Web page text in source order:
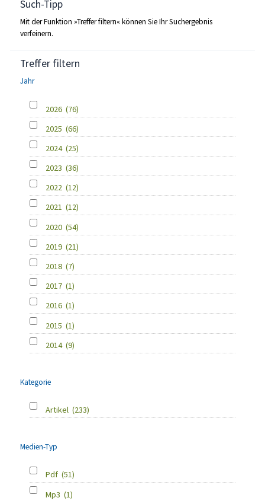
Such-Tipp
Mit der Funktion »Treffer filtern« können Sie Ihr Suchergebnis
verfeinern.
Treffer filtern
Jahr
2026 (76)
2025 (66)
2024 (25)
2023 (36)
2022 (12)
2021 (12)
2020 (54)
2019 (21)
2018 (7)
2017 (1)
2016 (1)
2015 (1)
2014 (9)
Kategorie
Artikel (233)
Medien-Typ
Pdf (51)
Mp3 (1)